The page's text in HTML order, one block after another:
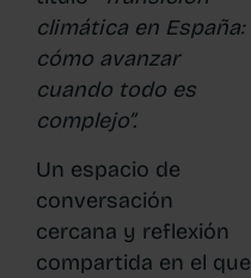
climática en España:
cómo avanzar
cuando todo es
complejo”.
Un espacio de
conversación
cercana y reflexión
compartida en el que